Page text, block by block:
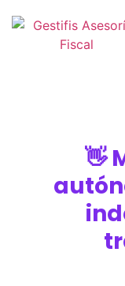
👋